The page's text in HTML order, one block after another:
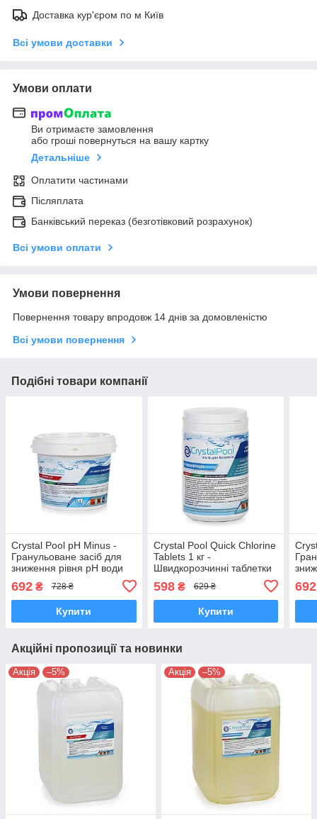
Доставка кур'єром по м Київ
Всі умови доставки
Умови оплати
Ви отримаєте замовлення
або гроші повернуться на вашу картку
Детальніше
Оплатити частинами
Післяплата
Банківський переказ (безготівковий розрахунок)
Всі умови оплати
Умови повернення
Повернення товару впродовж 14 днів за домовленістю
Всі умови повернення
Подібні товари компанії
Crystal Pool pH Minus -
Гранульоване засіб для
зниження рівня pH води
басейну (суха кислота) 5
кг
692 ₴ 728 ₴
Купити
Crystal Pool Quick Chlorine
Tablets 1 кг -
Швидкорозчинні таблетки
дезінфекція гіпох
598₴ 629 ₴
Купити
692
Акційні пропозиції та новинки
Акція –5% Акція –5%